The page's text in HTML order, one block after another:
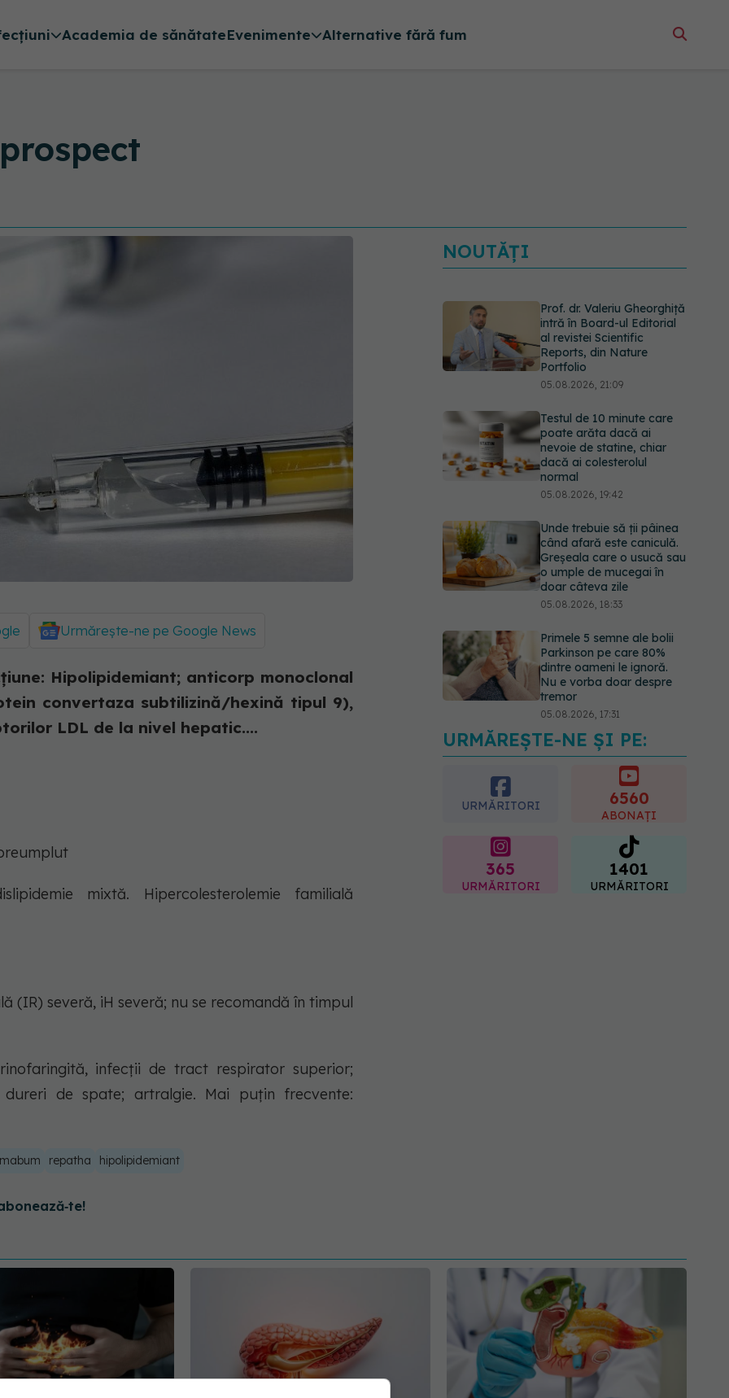
Academia de sănătateEvenimente Alternative fără fum
Urmărește-ne pe Google News
Hipolipidemiant; anticorp monoclonal
convertaza subtilizină/hexină tipul 9),
LDL de la nivel hepatic....
mixtă. Hipercolesterolemie familială
(IR) severă, iH severă; nu se recomandă în timpul
infecţii de tract respirator superior;
de spate; artralgie. Mai puţin frecvente:
repatha hipolipidemiant
NOUTĂȚI
Prof. dr. Valeriu Gheorghiță
intră în Board-ul Editorial
al revistei Scientific
Reports, din Nature
Portfolio
05.08.2026, 21:09
Testul de 10 minute care
poate arăta dacă ai
nevoie de statine, chiar
dacă ai colesterolul
normal
05.08.2026, 19:42
Unde trebuie să ții pâinea
când afară este caniculă.
Greșeala care o usucă sau
o umple de mucegai în
doar câteva zile
05.08.2026, 18:33
Primele 5 semne ale bolii
Parkinson pe care 80%
dintre oameni le ignoră.
Nu e vorba doar despre
tremor
05.08.2026, 17:31
Gabriela Cristea, manifest
pentru respect și
acceptare: Corpul
fiecăruia spune o poveste
05.08.2026, 21:23
URMĂREȘTE-NE ȘI PE:
URMĂRITORI 6560
ABONAȚI
365
URMĂRITORI
1401
URMĂRITORI